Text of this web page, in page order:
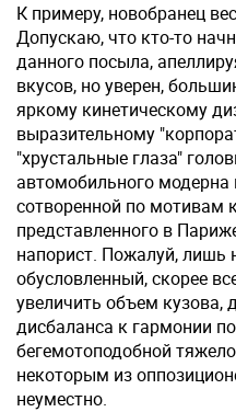
К примеру, новобранец
Допускаю, что кто-то
данного посыла,
вкусов, но уверен,
яркому кинетическому
выразительному
"хрустальные глаза"
автомобильного
сотворенной по мотивам
представленного в
напорист. Пожалуй, лишь
обусловленный, скорее
увеличить объем кузова,
дисбаланса к гармонии
бегемотоподобной
некоторым из
неуместно.